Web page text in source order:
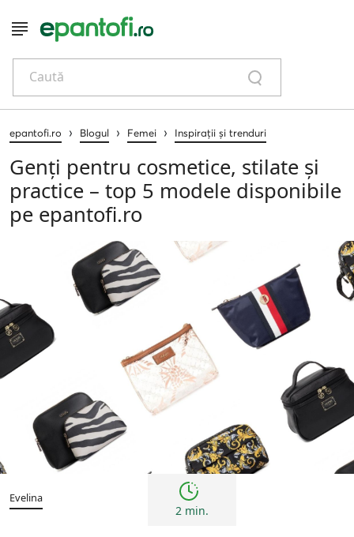
Caută
epantofi.ro › Blogul › Femei › Inspirații și trenduri
Genți pentru cosmetice, stilate și
practice – top 5 modele disponibile
pe epantofi.ro
Femei Inspirații și trenduri
Evelina
2 min.